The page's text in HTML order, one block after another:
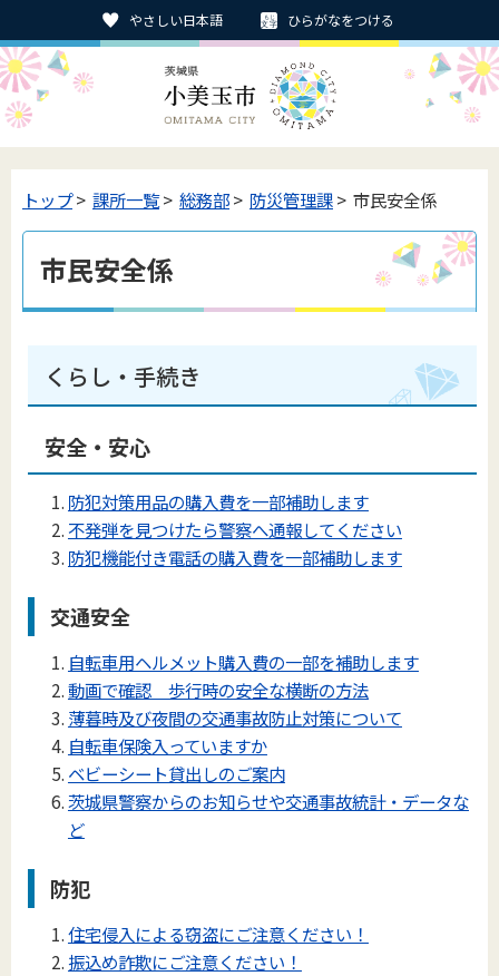
やさしい日本語 ひらがなをつける
トップ> 課所一覧> 総務部> 防災管理課> 市民安全係
市民安全係
くらし・手続き
安全・安心
防犯対策用品の購入費を一部補助します
不発弾を見つけたら警察へ通報してください
防犯機能付き電話の購入費を一部補助します
交通安全
自転車用ヘルメット購入費の一部を補助します
動画で確認 歩行時の安全な横断の方法
薄暮時及び夜間の交通事故防止対策について
自転車保険入っていますか
ベビーシート貸出しのご案内
茨城県警察からのお知らせや交通事故統計・データな
ど
防犯
住宅侵入による窃盗にご注意ください！
振込め詐欺にご注意ください！